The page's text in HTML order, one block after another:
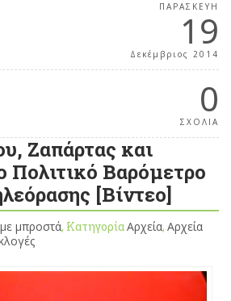
ΠΑΡΑΣΚΕΥΉ
19
Δεκέμβριος 2014
0
ΣΧΟΛΙΑ
Ζαπάρτας και
Πολιτικό Βαρόμετρο
[Βίντεο]
μπροστά, ΚατηγορίαΑρχεία, Αρχεία